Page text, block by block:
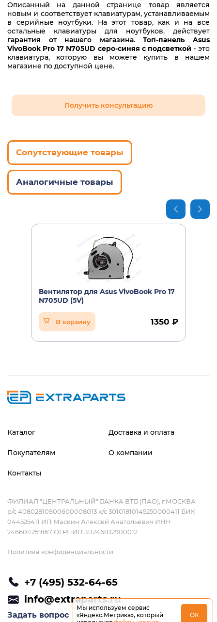
Описанный на данной странице товар является
новым и соответствует клавиатурам, устанавливаемым
в серийные ноутбуки. На этот товар, как и на все
остальные клавиатуры для ноутбуков, действует
гарантия от нашего магазина.Топ-панель Asus
VivoBook Pro 17 N705UD серо-синяя с подсветкой - это
клавиатура, которую вы можете купить в нашем
магазине по доступной цене.
Получить консультацию
Сопутствующие товары
Аналогичные товары
Вентилятор для Asus VivoBook Pro 17
N705UD (5V)
В корзину 1350 ₽
Каталог Доставка и оплата
Покупателям О компании
Контакты
ФИЛИАЛ "ЦЕНТРАЛЬНЫЙ" БАНКА ВТБ (ПАО), г.МОСКВА
р/с 40802810900600008013 к/с 30101810145250000411 БИК
044525411 ИП Маскин Алексей Анатольевич ИНН
246604259167 ОГРНИП 311246832900012
Политика конфиденциальности
+7 (495) 532-64-65
info@extraparts.ru
Задать вопрос
Мы используем сервис
«Яндекс.Метрика», который
ОК